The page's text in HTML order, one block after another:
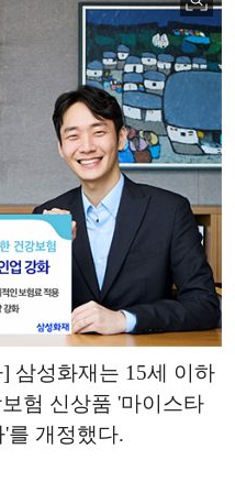
삼성화재는 15세 이하
험 신상품 '마이스타
를 개정했다.